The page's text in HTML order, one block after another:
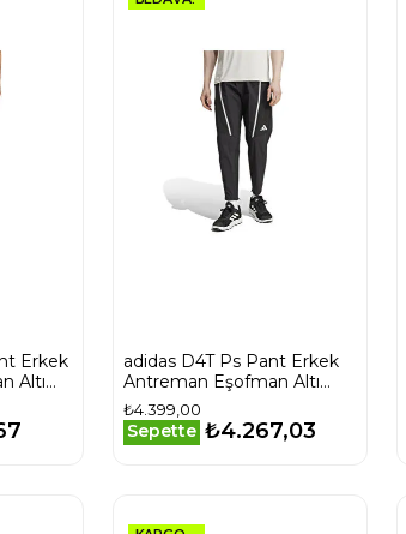
Erkek
Altı
adidas D4T Ps Pant Erkek
Antreman Eşofman Altı
JI8224 Siyah
₺4.399,00
Sepette ₺4.267,03